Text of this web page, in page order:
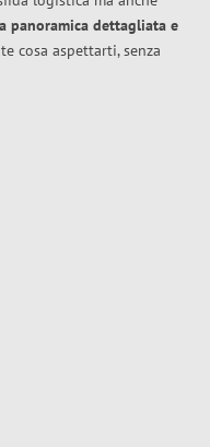
panoramica dettagliata e
cosa aspettarti, senza